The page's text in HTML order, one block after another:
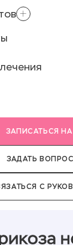
флеболога
органы
ЗАПИСАТЬСЯ
ЗАДАТЬ
С